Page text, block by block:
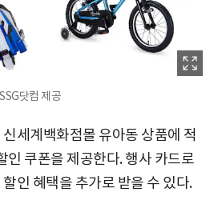
닷컴 제공
세계백화점몰 유아동 상품에 적
인 쿠폰을 제공한다. 행사 카드로
인 혜택을 추가로 받을 수 있다.